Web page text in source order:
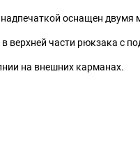
оснащен двумя
верхней части рюкзака с
на внешних карманах.